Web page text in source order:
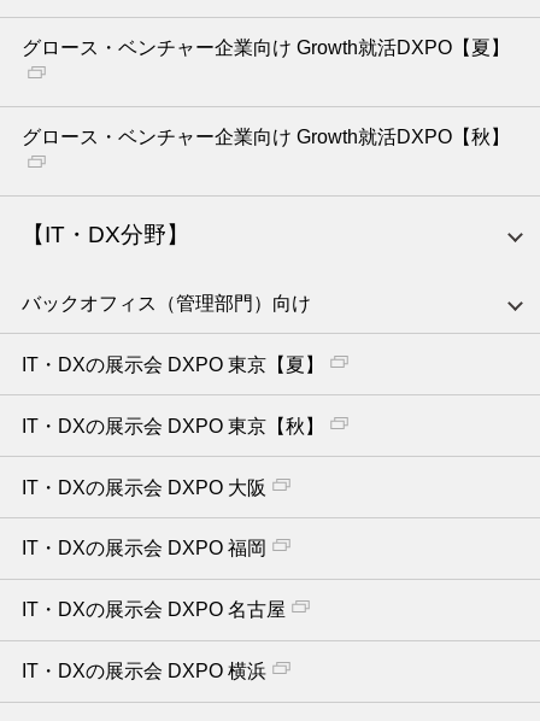
グロース・ベンチャー企業向け Growth就活DXPO【夏】
グロース・ベンチャー企業向け Growth就活DXPO【秋】
【IT・DX分野】
バックオフィス（管理部門）向け
IT・DXの展示会 DXPO 東京【夏】
IT・DXの展示会 DXPO 東京【秋】
IT・DXの展示会 DXPO 大阪
IT・DXの展示会 DXPO 福岡
IT・DXの展示会 DXPO 名古屋
IT・DXの展示会 DXPO 横浜